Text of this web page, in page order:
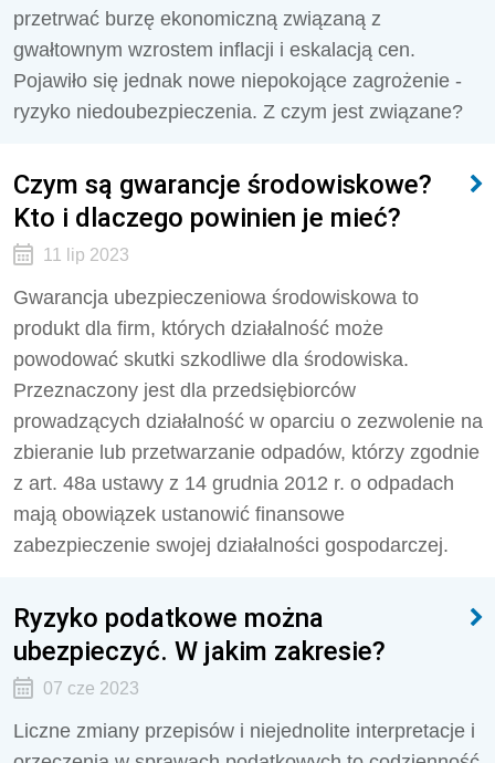
przetrwać burzę ekonomiczną związaną z
gwałtownym wzrostem inflacji i eskalacją cen.
Pojawiło się jednak nowe niepokojące zagrożenie -
ryzyko niedoubezpieczenia. Z czym jest związane?
Czym są gwarancje środowiskowe?
Kto i dlaczego powinien je mieć?
11 lip 2023
Gwarancja ubezpieczeniowa środowiskowa to
produkt dla firm, których działalność może
powodować skutki szkodliwe dla środowiska.
Przeznaczony jest dla przedsiębiorców
prowadzących działalność w oparciu o zezwolenie na
zbieranie lub przetwarzanie odpadów, którzy zgodnie
z art. 48a ustawy z 14 grudnia 2012 r. o odpadach
mają obowiązek ustanowić finansowe
zabezpieczenie swojej działalności gospodarczej.
Ryzyko podatkowe można
ubezpieczyć. W jakim zakresie?
07 cze 2023
Liczne zmiany przepisów i niejednolite interpretacje i